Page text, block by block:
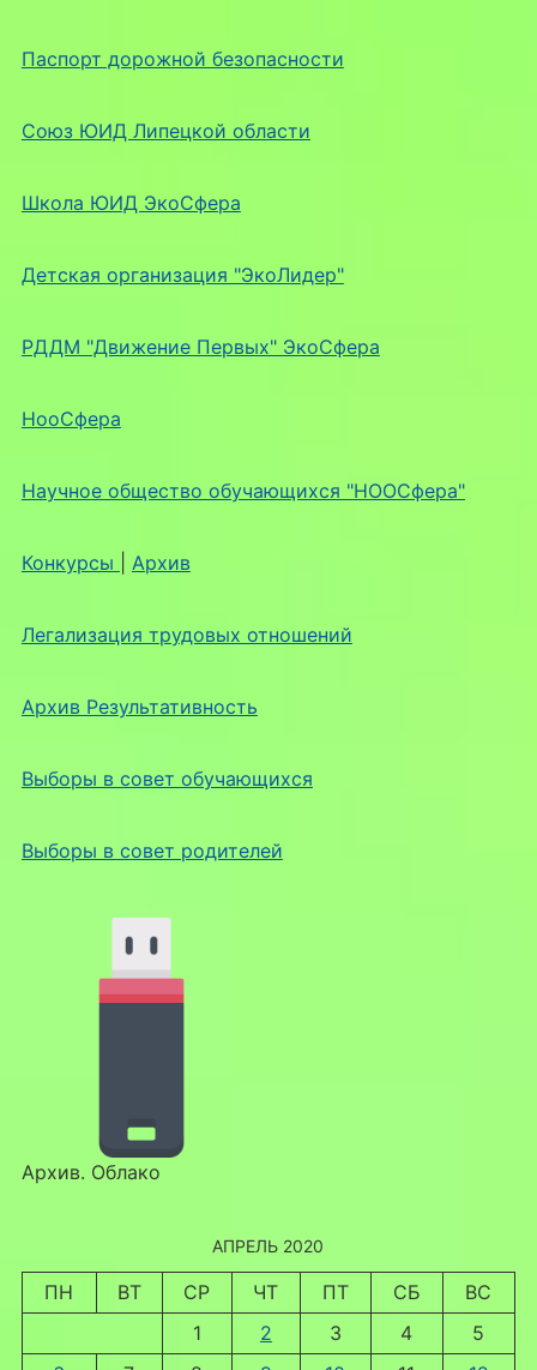
Паспорт дорожной безопасности
Союз ЮИД Липецкой области
Школа ЮИД ЭкоСфера
Детская организация "ЭкоЛидер"
РДДМ "Движение Первых" ЭкоСфера
НооСфера
Научное общество обучающихся "НООСфера"
Конкурсы Архив
Легализация трудовых отношений
Архив Результативность
Выборы в совет обучающихся
Выборы в совет родителей
Архив. Облако
АПРЕЛЬ 2020
ПН ВТ СР ЧТ ПТ СБ
ВС
1
2 3 4
5